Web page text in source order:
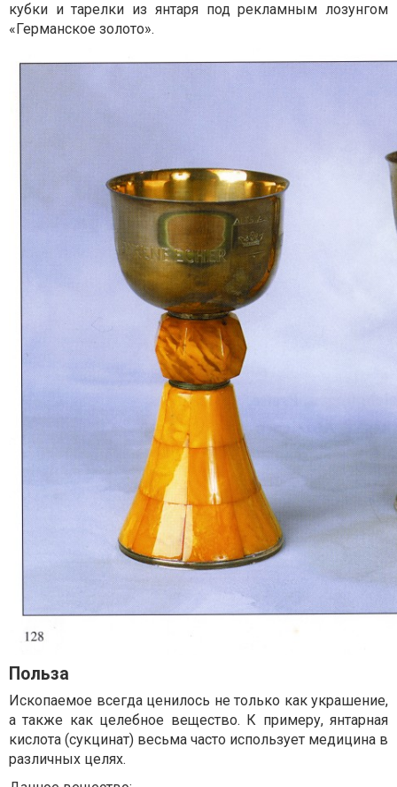
кубки и тарелки из янтаря под рекламным лозунгом
«Германское золото».
Польза
Ископаемое всегда ценилось не только как украшение,
а также как целебное вещество. К примеру, янтарная
кислота (сукцинат) весьма часто использует медицина в
различных целях.